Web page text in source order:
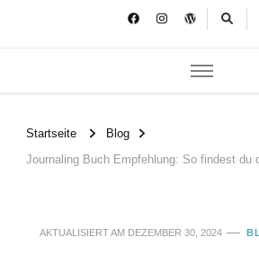
Startseite
Blog
Journaling Buch Empfehlung: So findest du
AKTUALISIERT AM DEZEMBER 30, 2024